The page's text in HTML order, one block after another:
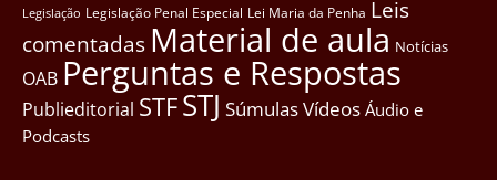
Legislação Legislação Penal Especial Lei Maria da Penha Leis
comentadas Material de aula Notícias
OAB Perguntas e Respostas
Publieditorial STFSTJ SúmulasVídeos Áudio e
Podcasts